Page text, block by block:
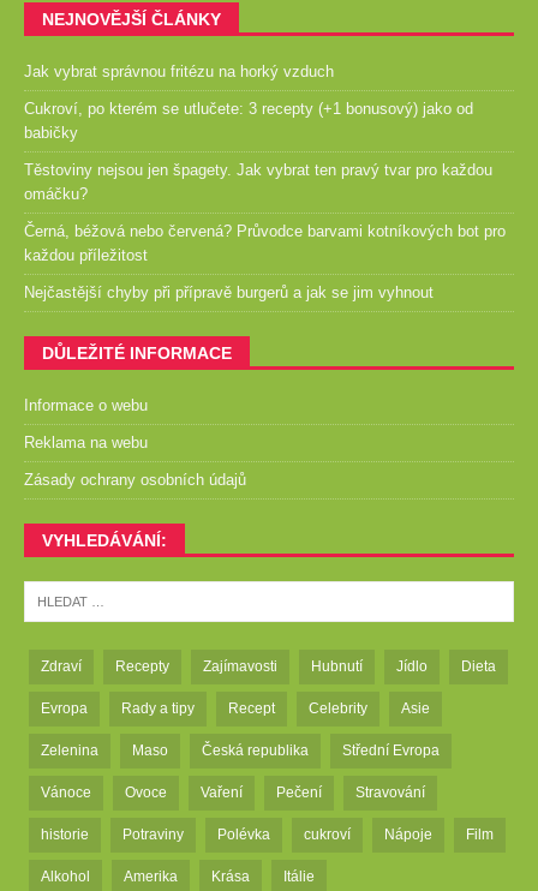
NEJNOVĚJŠÍ ČLÁNKY
Jak vybrat správnou fritézu na horký vzduch
Cukroví, po kterém se utlučete: 3 recepty (+1 bonusový) jako od
babičky
Těstoviny nejsou jen špagety. Jak vybrat ten pravý tvar pro každou
omáčku?
Černá, béžová nebo červená? Průvodce barvami kotníkových bot pro
každou příležitost
Nejčastější chyby při přípravě burgerů a jak se jim vyhnout
DŮLEŽITÉ INFORMACE
Informace o webu
Reklama na webu
Zásady ochrany osobních údajů
VYHLEDÁVÁNÍ:
Zdraví Recepty Zajímavosti Hubnutí Jídlo Dieta
Evropa Rady a tipy Recept Celebrity Asie
Zelenina Maso Česká republika Střední Evropa
Vánoce Ovoce Vaření Pečení Stravování
historie Potraviny Polévka cukroví Nápoje Film
Alkohol Amerika Krása Itálie